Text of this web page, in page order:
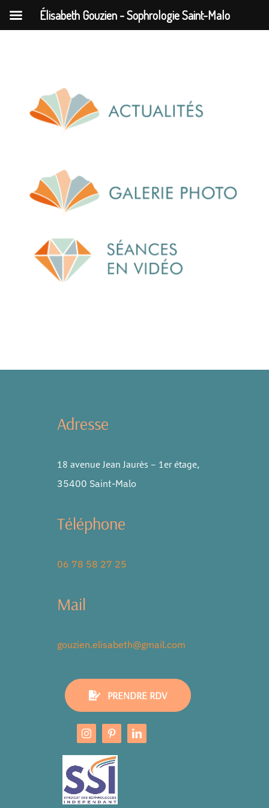
Adresse
18 avenue Jean Jaurès – 1er étage,
35400 Saint-Malo
Téléphone
06 78 58 27 25
Mail
gouzien.elisabeth@gmail.com
PRENDRE RDV
Élisabeth Gouzien - Sophrologie Saint-Malo